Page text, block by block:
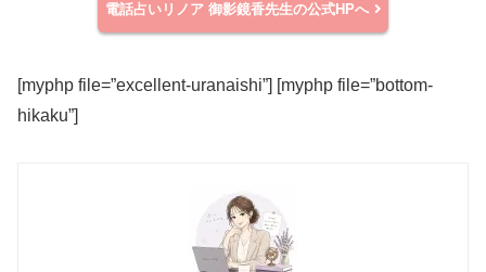
電話占いリノア 御影鏡香先生の公式HPへ
[myphp file=”excellent-uranaishi”] [myphp file=”bottom-
hikaku”]